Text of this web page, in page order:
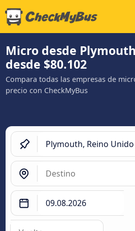
Micro desde
desde $80.102
Compara todas las empresas de
precio con CheckMyBus